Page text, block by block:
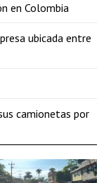
en Colombia
ubicada entre
camionetas por